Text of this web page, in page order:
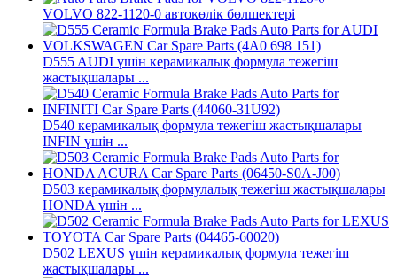
VOLVO 822-1120-0 автокөлік бөлшектері
D555 AUDI үшін керамикалық формула тежегіш
жастықшалары ...
D540 керамикалық формула тежегіш жастықшалары
INFIN үшін ...
D503 керамикалық формулалық тежегіш жастықшалары
HONDA үшін ...
D502 LEXUS үшін керамикалық формула тежегіш
жастықшалары ...